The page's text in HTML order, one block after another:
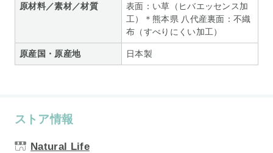
原材料／素材／材質
表面：い草（ヒバエッセンス加
工）＊熊本県 八代産裏面：不織
布（すべりにくい加工）
原産国・原産地 日本製
ストア情報
Natural Life